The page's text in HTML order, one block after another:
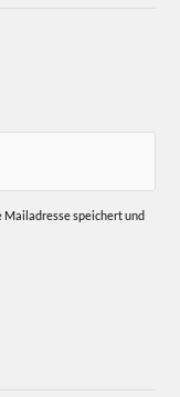
Mailadresse speichert und